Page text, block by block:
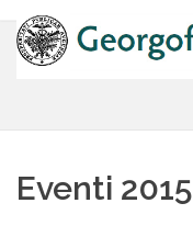
Eventi 2015